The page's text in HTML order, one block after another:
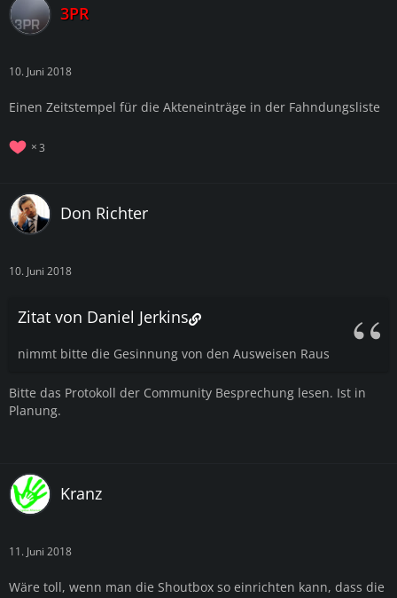
3PR
10. Juni 2018
Einen Zeitstempel für die Akteneinträge in der Fahndungsliste
3
Don Richter
10. Juni 2018
Zitat von Daniel Jerkins
nimmt bitte die Gesinnung von den Ausweisen Raus
Bitte das Protokoll der Community Besprechung lesen. Ist in
Planung.
Kranz
11. Juni 2018
Wäre toll, wenn man die Shoutbox so einrichten kann, dass die